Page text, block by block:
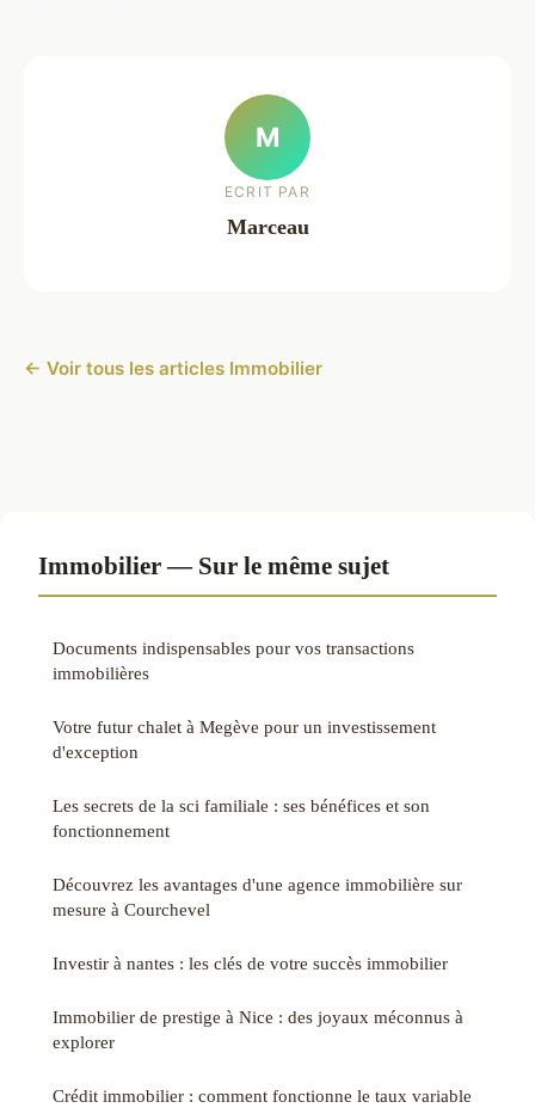
M
ECRIT PAR
Marceau
← Voir tous les articles Immobilier
Immobilier — Sur le même sujet
Documents indispensables pour vos transactions
immobilières
Votre futur chalet à Megève pour un investissement
d'exception
Les secrets de la sci familiale : ses bénéfices et son
fonctionnement
Découvrez les avantages d'une agence immobilière sur
mesure à Courchevel
Investir à nantes : les clés de votre succès immobilier
Immobilier de prestige à Nice : des joyaux méconnus à
explorer
Crédit immobilier : comment fonctionne le taux variable